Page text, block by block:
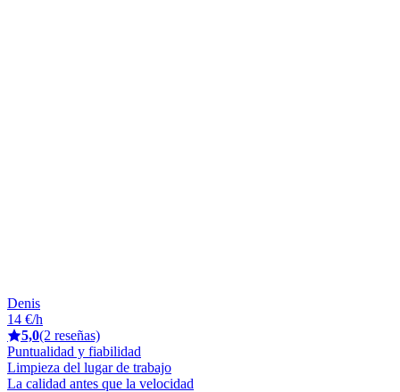
Denis
14 €/h
5,0(2 reseñas)
Puntualidad y fiabilidad
Limpieza del lugar de trabajo
La calidad antes que la velocidad